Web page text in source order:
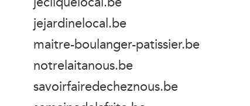
jejardinelocal.be
maitre-boulanger-patissier.be
notrelaitanous.be
savoirfairedecheznous.be